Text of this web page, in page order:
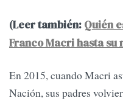
(Leer también: Quién
Franco Macri hasta su
En 2015, cuando Macri
Nación, sus padres